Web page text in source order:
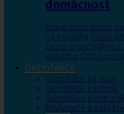
domácnost
Univerzální čistící
na podlahy, Čisticí
Čistící prostředky na
vzduchu, Čistící
Dezinfekce
Dezinfekce na ruce
Dezinfekce nástrojů
Dezinfekce ploch a
Dávkovače a